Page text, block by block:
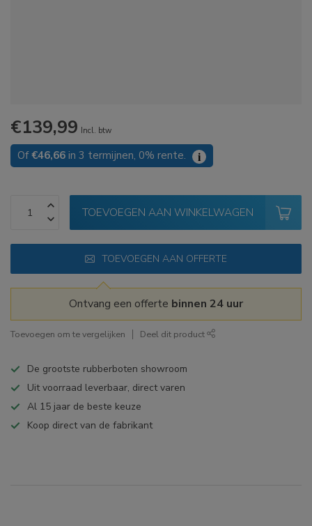
€139,99 Incl. btw
Of€46,66 in 3 termijnen, 0% rente. i
TOEVOEGEN AAN WINKELWAGEN
TOEVOEGEN AAN OFFERTE
Ontvang een offerte binnen 24 uur
Toevoegen om te vergelijken Deel dit product
De grootste rubberboten showroom
Uit voorraad leverbaar, direct varen
Al 15 jaar de beste keuze
Koop direct van de fabrikant